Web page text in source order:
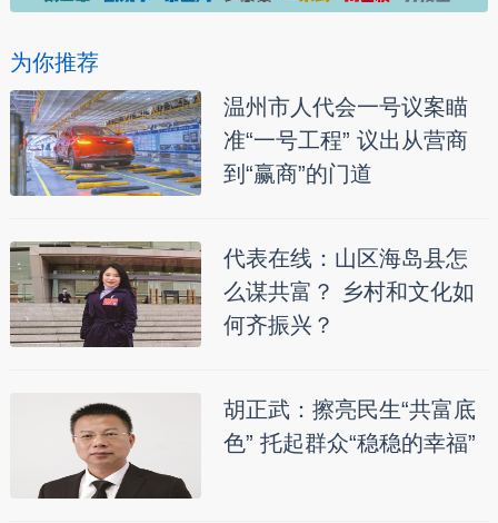
为你推荐
温州市人代会一号议案瞄
准“一号工程” 议出从营商
到“赢商”的门道
代表在线：山区海岛县怎
么谋共富？ 乡村和文化如
何齐振兴？
胡正武：擦亮民生“共富底
色” 托起群众“稳稳的幸福”